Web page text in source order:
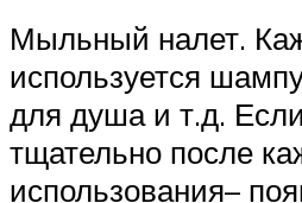
Мыльный налет.
используется
для душа и т.д.
тщательно после
использования–